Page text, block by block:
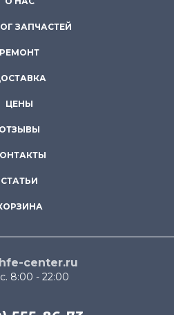
ЗАПЧАСТЕЙ
РЕМОНТ
ЦЕНЫ
ОТЗЫВЫ
СТАТЬИ
center.ru
8:00 - 22:00